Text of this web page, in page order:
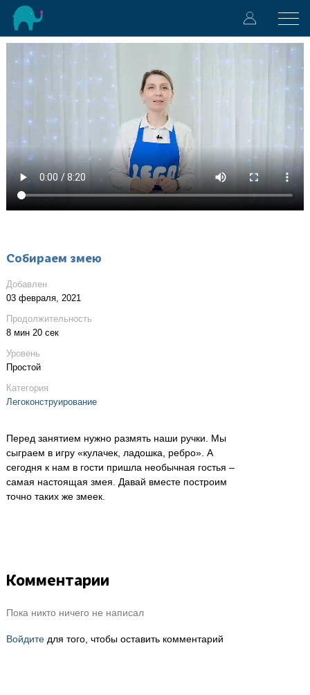
Собираем змею
Добавлен
03 февраля, 2021
Продолжительность
8 мин 20 сек
Уровень
Простой
Категория
Легоконструирование
Перед занятием нужно размять наши ручки. Мы
сыграем в игру «кулачек, ладошка, ребро». А
сегодня к нам в гости пришла необычная гостья –
самая настоящая змея. Давай вместе построим
точно таких же змеек.
Комментарии
Пока никто ничего не написал
Войдитедля того, чтобы оставить комментарий